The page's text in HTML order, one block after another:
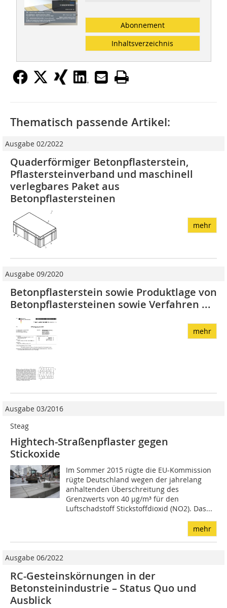
Abonnement
Inhaltsverzeichnis
Thematisch passende Artikel:
Ausgabe 02/2022
Quaderförmiger Betonpflasterstein,
Pflastersteinverband und maschinell
verlegbares Paket aus
Betonpflastersteinen
mehr
Ausgabe 09/2020
Betonpflasterstein sowie Produktlage von
Betonpflastersteinen sowie Verfahren ...
mehr
Ausgabe 03/2016
Steag
Hightech-Straßenpflaster gegen
Stickoxide
Im Sommer 2015 rügte die EU-Kommission
rügte Deutschland wegen der jahrelang
anhaltenden Überschreitung des
Grenzwerts von 40 µg/m³ für den
Luftschadstoff Stickstoffdioxid (NO2). Das...
mehr
Ausgabe 06/2022
RC-Gesteinskörnungen in der
Betonsteinindustrie – Status Quo und
Ausblick